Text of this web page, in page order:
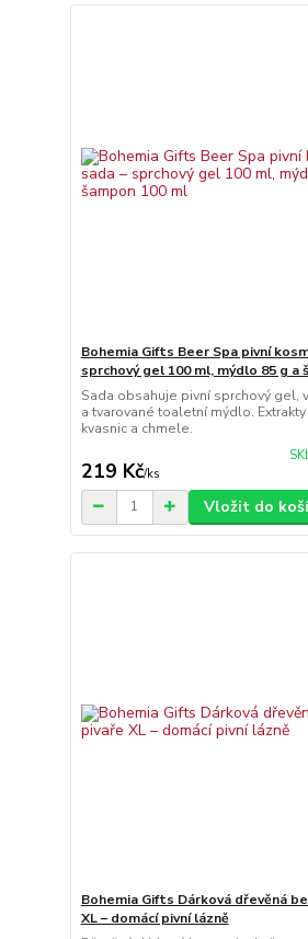
Bohemia Gifts Beer Spa pivní
sprchový gel 100 ml, mýdlo 85 g a
Sada obsahuje pivní sprchový gel,
a tvarované toaletní mýdlo. Extrakty
kvasnic a chmele.
219 Kč/ks
Vložit do
Bohemia Gifts Dárková dřevěná
XL – domácí pivní lázně